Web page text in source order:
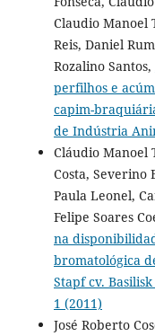
Claudio Manoel
Reis, Daniel
Rozalino Santos,
perfilhos e
capim-
de Indústria
Cláudio Manoel
Costa, Severino
Paula Leonel,
Felipe Soares
na
bromatológica
Stapf cv. Basilisk
1 (2011)
José Roberto